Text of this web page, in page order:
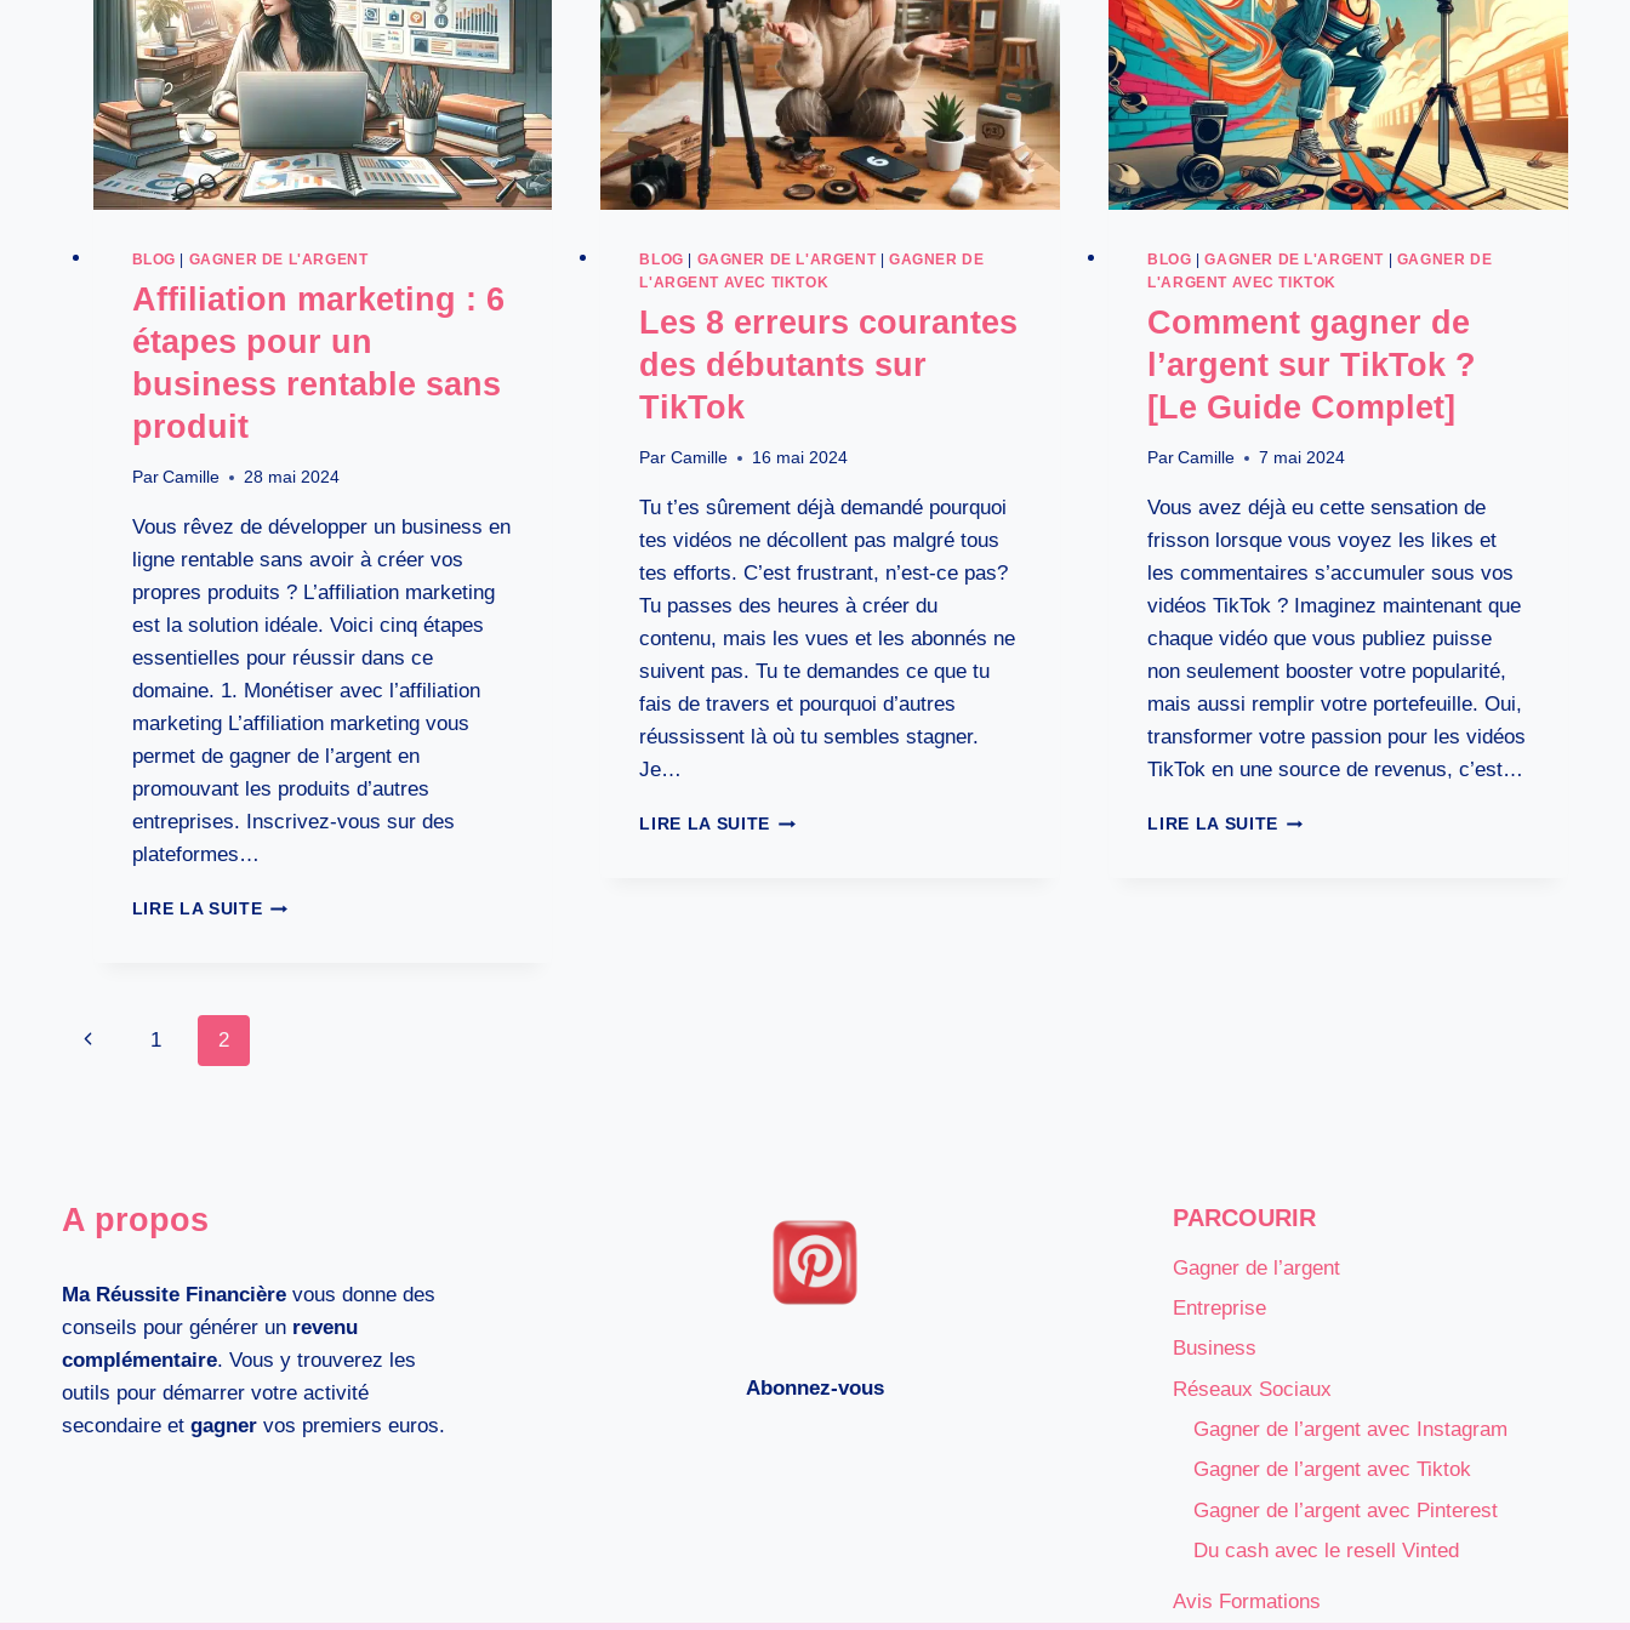
BLOG | GAGNER DE L'ARGENT
Affiliation marketing : 6
étapes pour un
business rentable sans
produit
Par Camille 28 mai 2024
Vous rêvez de développer un business en
ligne rentable sans avoir à créer vos
propres produits ? L’affiliation marketing
est la solution idéale. Voici cinq étapes
essentielles pour réussir dans ce
domaine. 1. Monétiser avec l’affiliation
marketing L’affiliation marketing vous
permet de gagner de l’argent en
promouvant les produits d’autres
entreprises. Inscrivez-vous sur des
plateformes…
LIRE LA SUITEAFFILIATION
BLOG | GAGNER DE L'ARGENT|GAGNER DE
L'ARGENT AVEC TIKTOK
Les 8 erreurs courantes
des débutants sur
TikTok
Par Camille 16 mai 2024
Tu t’es sûrement déjà demandé pourquoi
tes vidéos ne décollent pas malgré tous
tes efforts. C’est frustrant, n’est-ce pas?
Tu passes des heures à créer du
contenu, mais les vues et les abonnés ne
suivent pas. Tu te demandes ce que tu
fais de travers et pourquoi d’autres
réussissent là où tu sembles stagner.
Je…
LIRE LA SUITE LES
BLOG |GAGNER DE L'ARGENT | GAGNER DE
L'ARGENT AVEC TIKTOK
Comment gagner de
l’argent sur TikTok ?
[Le Guide Complet]
Par Camille 7 mai 2024
Vous avez déjà eu cette sensation de
frisson lorsque vous voyez les likes et
les commentaires s’accumuler sous vos
vidéos TikTok ? Imaginez maintenant que
chaque vidéo que vous publiez puisse
non seulement booster votre popularité,
mais aussi remplir votre portefeuille. Oui,
transformer votre passion pour les vidéos
TikTok en une source de revenus, c’est…
LIRE LA SUITE COMMENT
Navigation
Page
1 2
A propos
Ma Réussite Financière vous donne des
conseils pour générer un revenu
complémentaire. Vous y trouverez les
outils pour démarrer votre activité
secondaire et gagner vos premiers euros.
Abonnez-vous
PARCOURIR
Gagner de l’argent
Entreprise
Business
Réseaux Sociaux
Gagner de l’argent avec Instagram
Gagner de l’argent avec Tiktok
Gagner de l’argent avec Pinterest
Du cash avec le resell Vinted
Avis Formations